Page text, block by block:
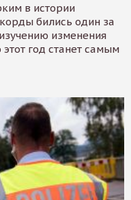
в истории
бились один за
изменения
год станет самым